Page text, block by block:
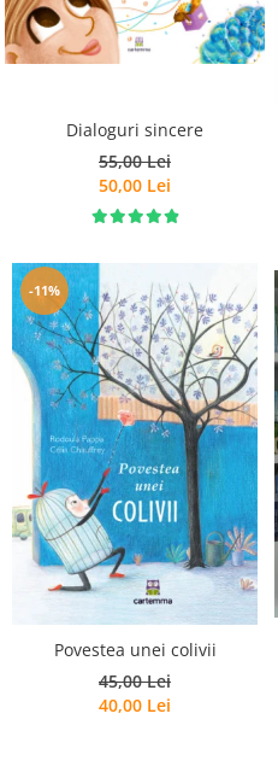
Dialoguri sincere
55,00 Lei
50,00 Lei
-11%
Povestea unei colivii
45,00 Lei
40,00 Lei